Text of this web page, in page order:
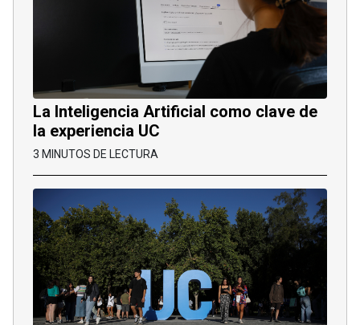
La Inteligencia Artificial como clave de
la experiencia UC
3 MINUTOS DE LECTURA